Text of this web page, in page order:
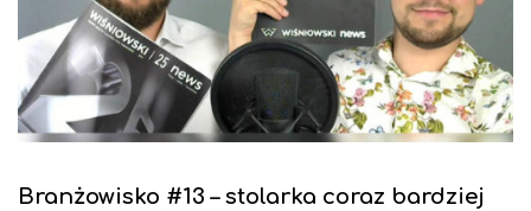
Branżowisko #13 – stolarka coraz bardziej